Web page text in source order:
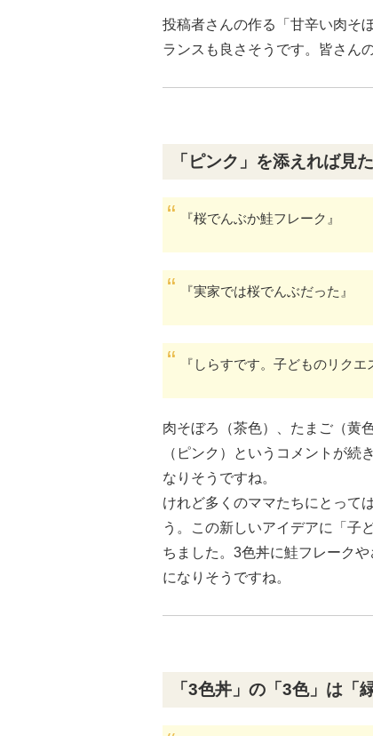
投稿者さんの作る「甘辛い肉そ
ランスも良さそうです。皆さん
「ピンク」を添えれば見
『桜でんぶか鮭フレーク』
『実家では桜でんぶだった』
『しらすです。子どものリク
肉そぼろ（茶色）、たまご（黄
（ピンク）というコメントが続
なりそうですね。
けれど多くのママたちにとって
う。この新しいアイデアに「子
ちました。3色丼に鮭フレーク
になりそうですね。
「3色丼」の「3色」は